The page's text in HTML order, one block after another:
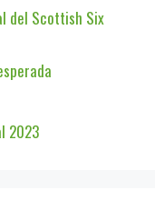
del Scottish Six
2023